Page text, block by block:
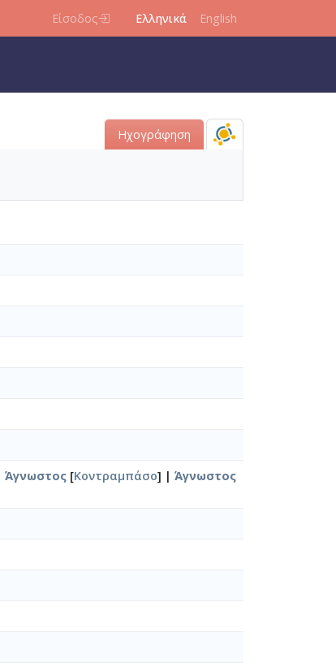
Είσοδος Ελληνικά English
Ηχογράφηση
Άγνωστος [Κοντραμπάσο] | Άγνωστος